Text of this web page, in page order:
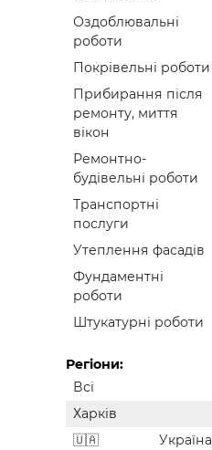
Оздоблювальні
роботи
Покрівельні роботи
Прибирання після
ремонту, миття
вікон
Ремонтно-
будівельні роботи
Транспортні
послуги
Утеплення фасадів
Фундаментні
роботи
Штукатурні роботи
Регіони:
Всі
Харків
Україна